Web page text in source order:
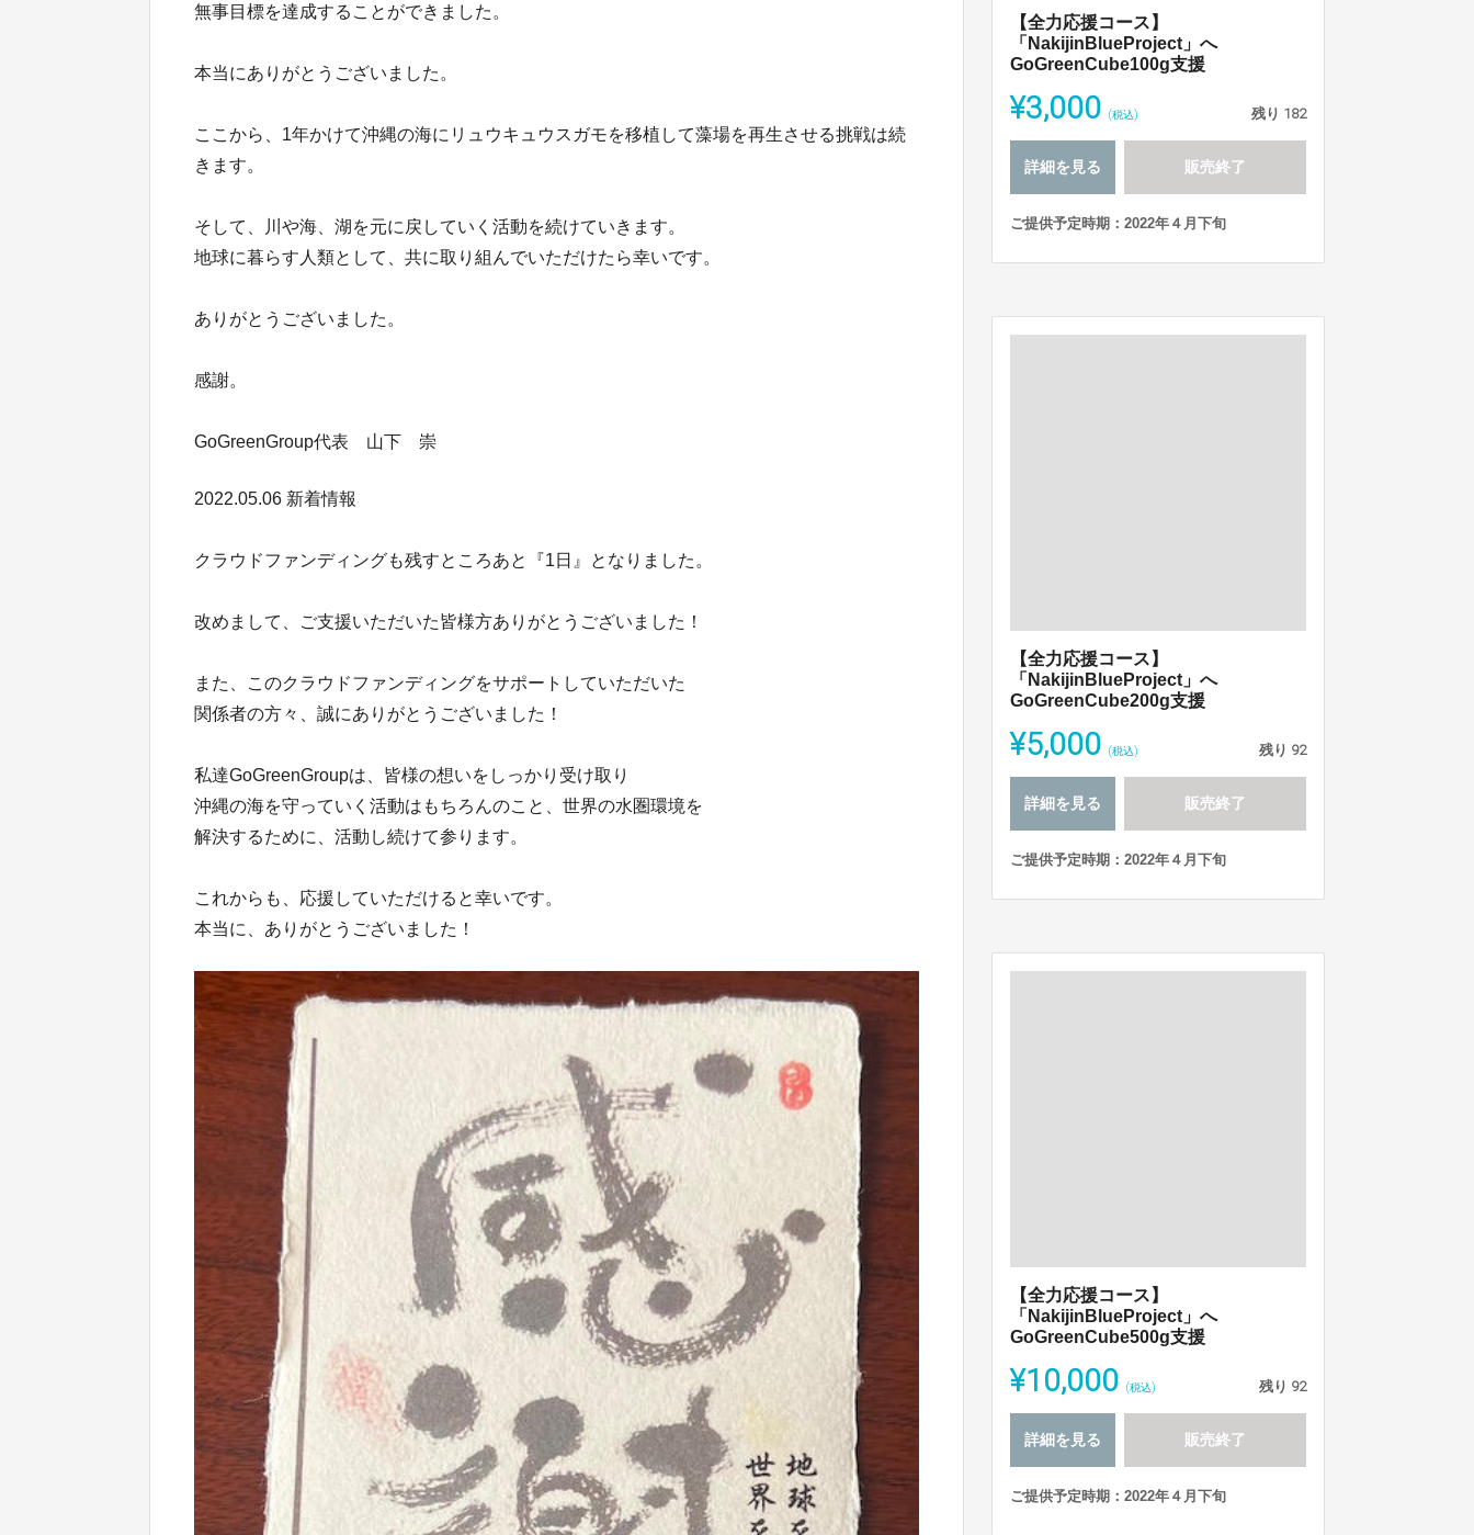
無事目標を達成することができました。
本当にありがとうございました。
ここから、1年かけて沖縄の海にリュウキュウスガモを移植して藻場を再生させる挑戦は続
きます。
そして、川や海、湖を元に戻していく活動を続けていきます。
地球に暮らす人類として、共に取り組んでいただけたら幸いです。
ありがとうございました。
感謝。
GoGreenGroup代表 山下 崇
2022.05.06 新着情報
クラウドファンディングも残すところあと『1日』となりました。
改めまして、ご支援いただいた皆様方ありがとうございました！
また、このクラウドファンディングをサポートしていただいた
関係者の方々、誠にありがとうございました！
私達GoGreenGroupは、皆様の想いをしっかり受け取り
沖縄の海を守っていく活動はもちろんのこと、世界の水圏環境を
解決するために、活動し続けて参ります。
これからも、応援していただけると幸いです。
本当に、ありがとうございました！
【全力応援コース】
「NakijinBlueProject」へ
GoGreenCube100g支援
¥3,000 (税込) 残り 182
詳細を見る 販売終了
ご提供予定時期：2022年４月下旬
【全力応援コース】
「NakijinBlueProject」へ
GoGreenCube200g支援
¥5,000 (税込) 残り 92
詳細を見る 販売終了
ご提供予定時期：2022年４月下旬
【全力応援コース】
「NakijinBlueProject」へ
GoGreenCube500g支援
¥10,000 (税込) 残り 92
詳細を見る 販売終了
ご提供予定時期：2022年４月下旬